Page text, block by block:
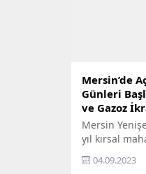
Mersin’de
Günleri
ve Gazoz
Mersin
yıl kırsal
açık hava
Değirmençay
04.09.2023